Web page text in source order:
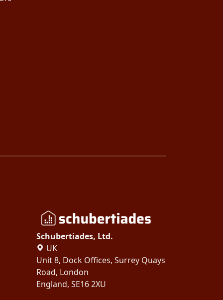
Schubertiades, Ltd.
UK
Unit 8, Dock Offices, Surrey Quays
Road, London
England, SE16 2XU